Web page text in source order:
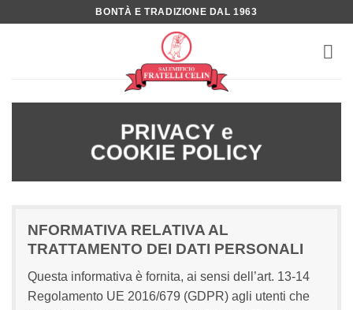
BONTÀ E TRADIZIONE DAL 1963
PRIVACY e
COOKIE POLICY
NFORMATIVA RELATIVA AL
TRATTAMENTO DEI DATI PERSONALI
Questa informativa è fornita, ai sensi dell’art. 13-14
Regolamento UE 2016/679 (GDPR) agli utenti che